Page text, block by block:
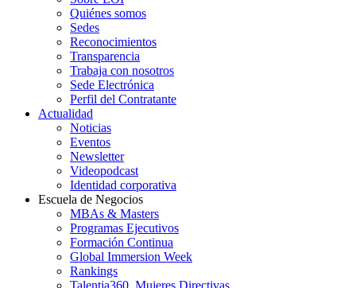
Quiénes somos
Sedes
Reconocimientos
Transparencia
Trabaja con nosotros
Sede Electrónica
Perfil del Contratante
Actualidad
Noticias
Eventos
Newsletter
Videopodcast
Identidad corporativa
Escuela de Negocios
MBAs & Masters
Programas Ejecutivos
Formación Continua
Global Immersion Week
Rankings
Talentia360. Mujeres Directivas